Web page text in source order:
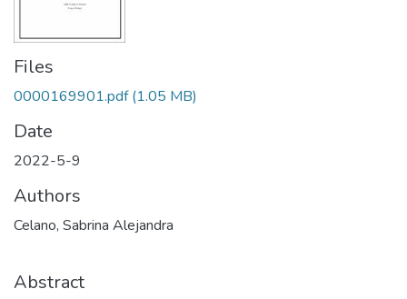
Files
0000169901.pdf (1.05 MB)
Date
2022-5-9
Authors
Celano, Sabrina Alejandra
Abstract